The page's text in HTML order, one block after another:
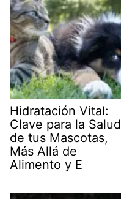
Hidratación Vital:
Clave para la Salud
de tus Mascotas,
Más Allá de
Alimento y E